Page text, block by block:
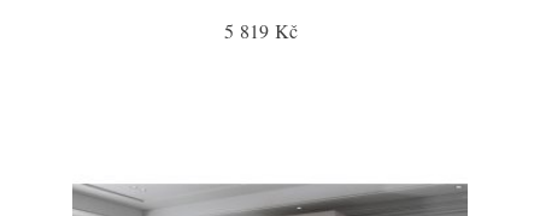
5 819 Kč